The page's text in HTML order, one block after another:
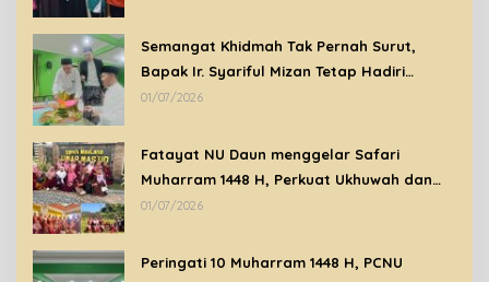
Semangat Khidmah Tak Pernah Surut,
Bapak Ir. Syariful Mizan Tetap Hadiri
Peringatan Tahun Baru Islam 1448 H di
01/07/2026
Fatayat NU Daun menggelar Safari
Muharram 1448 H, Perkuat Ukhuwah dan
Syiar Islam Melalui Ziarah Wali
01/07/2026
Peringati 10 Muharram 1448 H, PCNU